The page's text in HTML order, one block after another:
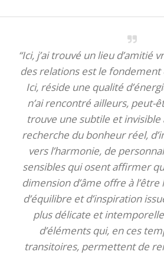
“Ici, j’ai trouvé un lieu d’amitié
des relations est le fondement
Ici, réside une qualité
n’ai rencontré ailleurs, peut-
trouve une subtile et
recherche du bonheur réel,
vers l’harmonie, de
sensibles qui osent affirmer
dimension d’âme offre à
d’équilibre et d’inspiration
plus délicate et
d’éléments qui, en ces
transitoires, permettent de